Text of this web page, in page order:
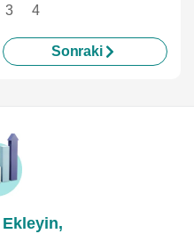
3 4
Sonraki
Ekleyin,